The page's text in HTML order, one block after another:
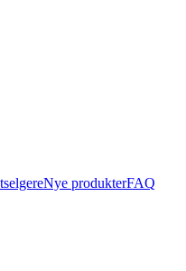
Nye produkterFAQ